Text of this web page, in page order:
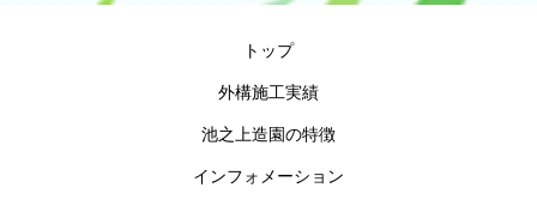
トップ
外構施工実績
池之上造園の特徴
インフォメーション